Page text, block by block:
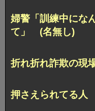
婦警「訓練中にな
て」 (名無し)
折れ折れ詐欺の現
押さえられてる